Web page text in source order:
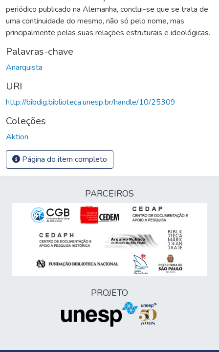
periódico publicado na Alemanha, conclui-se que se trata de
uma continuidade do mesmo, não só pelo nome, mas
principalmente pelas suas relações estruturais e ideológicas.
Palavras-chave
Anarquista
URI
http://bibdig.biblioteca.unesp.br/handle/10/25309
Coleções
Aktion
Página do item completo
PARCEIROS
PROJETO